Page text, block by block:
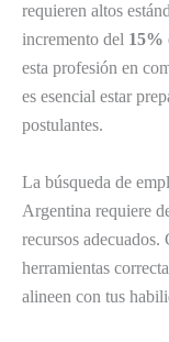
requieren altos
incremento del 15%
esta profesión en
es esencial estar
postulantes.
La búsqueda de
Argentina requiere
recursos
herramientas
alineen con tus